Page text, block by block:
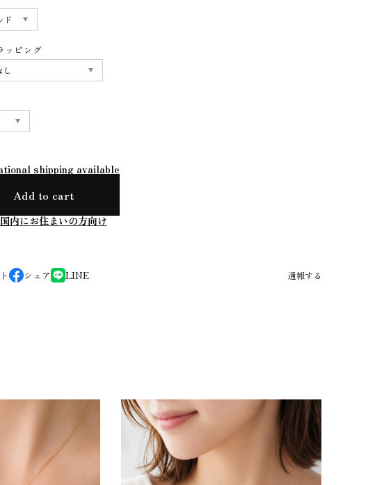
ッピング
shipping available
Add to cart
内にお住まいの方向け
シェア LINE 通報する